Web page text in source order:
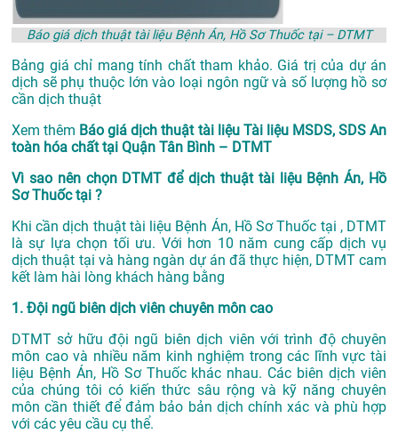
Báo giá dịch thuật tài liệu Bệnh Án, Hồ Sơ Thuốc tại – DTMT
Bảng giá chỉ mang tính chất tham khảo. Giá trị của dự án
dịch sẽ phụ thuộc lớn vào loại ngôn ngữ và số lượng hồ sơ
cần dịch thuật
Xem thêm Báo giá dịch thuật tài liệu Tài liệu MSDS, SDS An
toàn hóa chất tại Quận Tân Bình – DTMT
Vì sao nên chọn DTMT để dịch thuật tài liệu Bệnh Án, Hồ
Sơ Thuốc tại ?
Khi cần dịch thuật tài liệu Bệnh Án, Hồ Sơ Thuốc tại , DTMT
là sự lựa chọn tối ưu. Với hơn 10 năm cung cấp dịch vụ
dịch thuật tại và hàng ngàn dự án đã thực hiện, DTMT cam
kết làm hài lòng khách hàng bằng
1. Đội ngũ biên dịch viên chuyên môn cao
DTMT sở hữu đội ngũ biên dịch viên với trình độ chuyên
môn cao và nhiều năm kinh nghiệm trong các lĩnh vực tài
liệu Bệnh Án, Hồ Sơ Thuốc khác nhau. Các biên dịch viên
của chúng tôi có kiến thức sâu rộng và kỹ năng chuyên
môn cần thiết để đảm bảo bản dịch chính xác và phù hợp
với các yêu cầu cụ thể.